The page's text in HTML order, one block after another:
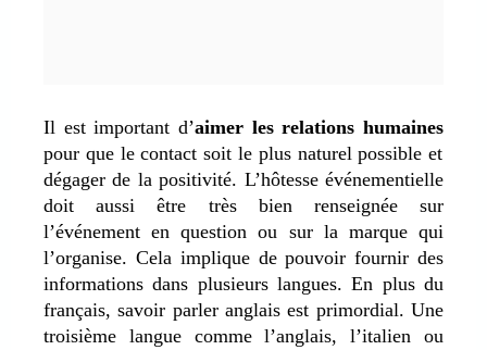
Il est important d’aimer les relations humaines
pour que le contact soit le plus naturel possible et
dégager de la positivité. L’hôtesse événementielle
doit aussi être très bien renseignée sur
l’événement en question ou sur la marque qui
l’organise. Cela implique de pouvoir fournir des
informations dans plusieurs langues. En plus du
français, savoir parler anglais est primordial. Une
troisième langue comme l’anglais, l’italien ou